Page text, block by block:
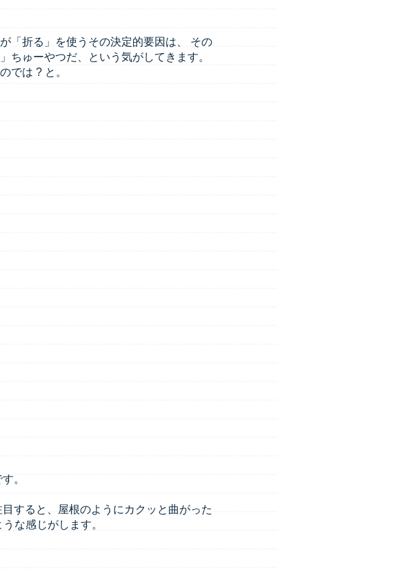
「折る」を使うその決定的要因は、 その
ちゅーやつだ、という気がしてきます。
では ? と。
。
すると、屋根のようにカクッと曲がった
な感じがします。